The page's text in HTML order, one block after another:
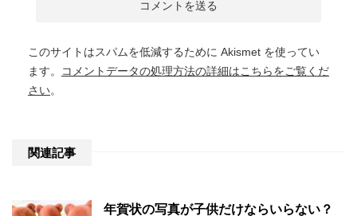
このサイトはスパムを低減するために Akismet を使ってい
ます。
コメントデータの処理方法の詳細はこちらをご覧くだ
さい。
関連記事
年賀状の写真が子供だけならいらない？